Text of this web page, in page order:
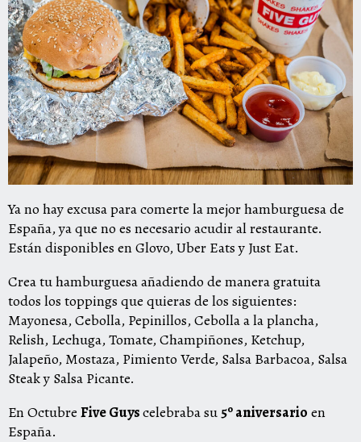
Ya no hay excusa para comerte la mejor hamburguesa de
España, ya que no es necesario acudir al restaurante.
Están disponibles en Glovo, Uber Eats y Just Eat.
Crea tu hamburguesa añadiendo de manera gratuita
todos los toppings que quieras de los siguientes:
Mayonesa, Cebolla, Pepinillos, Cebolla a la plancha,
Relish, Lechuga, Tomate, Champiñones, Ketchup,
Jalapeño, Mostaza, Pimiento Verde, Salsa Barbacoa, Salsa
Steak y Salsa Picante.
En Octubre FiveGuyscelebraba su5º aniversario en
España.